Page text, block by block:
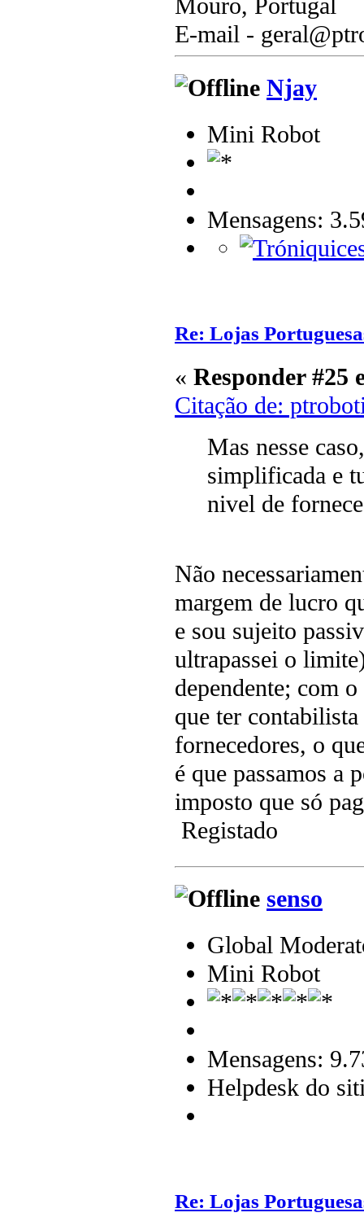
Mouro, Portugal
E-mail -
Njay
Mini Robot
Mensagens:
Re: Lojas
« Responder #25
Citação de:
Mas nesse
simplificada e
nivel de
Não
margem de lucro
e sou sujeito
ultrapassei o
dependente; com
que ter
fornecedores, o
é que passamos a
imposto que só
Registado
senso
Global
Mini Robot
Mensagens:
Helpdesk do
Re: Lojas